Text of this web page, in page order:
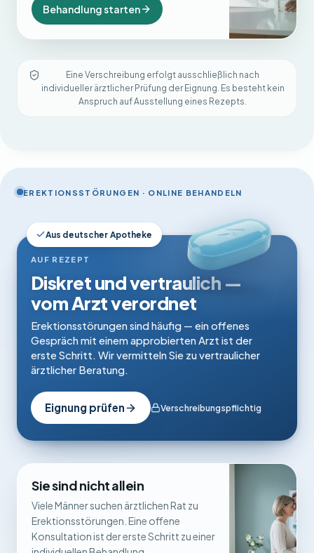
Behandlung starten
Eine Verschreibung erfolgt ausschließlich nach
individueller ärztlicher Prüfung der Eignung. Es besteht kein
Anspruch auf Ausstellung eines Rezepts.
EREKTIONSSTÖRUNGEN · ONLINE BEHANDELN
Aus deutscher Apotheke
AUF REZEPT
Diskret und vertraulich —
vom Arzt verordnet
Erektionsstörungen sind häufig — ein offenes
Gespräch mit einem approbierten Arzt ist der
erste Schritt. Wir vermitteln Sie zu vertraulicher
ärztlicher Beratung.
Eignung prüfen Verschreibungspflichtig
Sie sind nicht allein
Viele Männer suchen ärztlichen Rat zu
Erektionsstörungen. Eine offene
Konsultation ist der erste Schritt zu einer